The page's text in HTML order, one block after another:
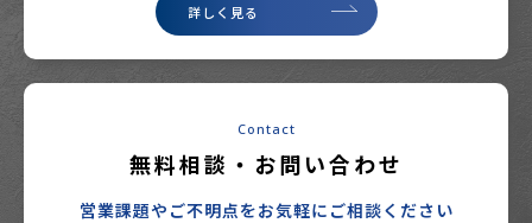
詳しく見る
Contact
無料相談・お問い合わせ
営業課題やご不明点をお気軽にご相談ください